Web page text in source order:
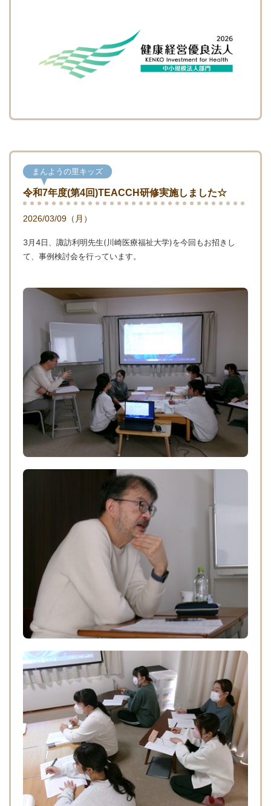
まんようの里キッズ
令和7年度(第4回)TEACCH研修実施しました☆
2026/03/09（月）
3月4日、諏訪利明先生(川崎医療福祉大学)を今回もお招きし
て、事例検討会を行っています。